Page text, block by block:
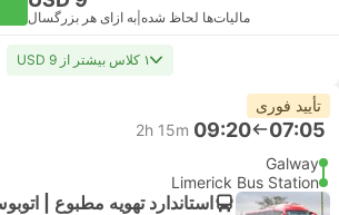
مالیات‌ها لحاظ شده به ازای هر بزرگسال
۱ کلاس بیشتر از USD 9
تأیید فوری
07:05
09:20
2h 15m
Galway
Limerick Bus Station
استاندارد تهویه مطبوع |